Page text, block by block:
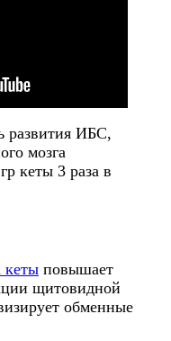
развития ИБС,
мозга
кеты 3 раза в
кеты повышает
щитовидной
обменные